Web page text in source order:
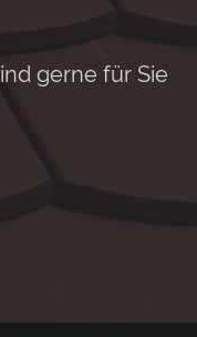
gerne für Sie